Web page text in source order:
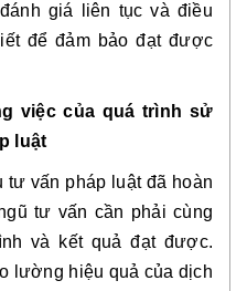
giá liên tục và điều
để đảm bảo đạt được
việc của quá trình sử
luật
tư vấn pháp luật đã hoàn
tư vấn cần phải cùng
và kết quả đạt được.
lường hiệu quả của dịch